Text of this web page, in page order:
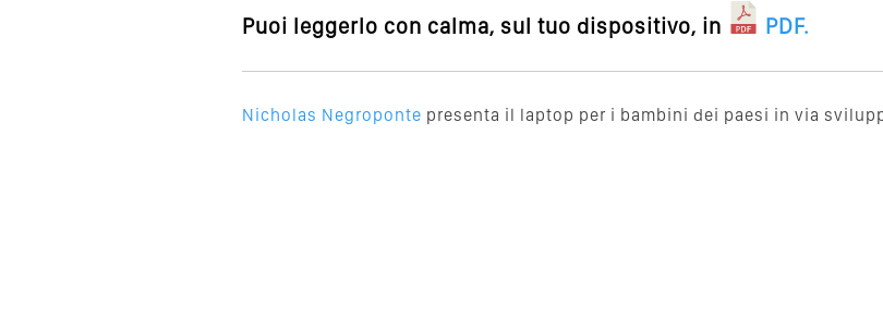
Puoi leggerlo con calma, sul tuo dispositivo, in PDF.
Nicholas Negroponte presenta il laptop per i bambini dei paesi in via